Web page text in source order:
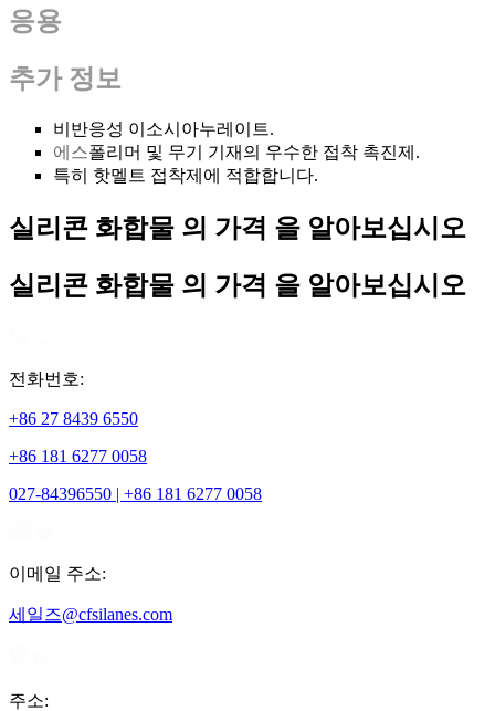
응용
추가 정보
비반응성 이소시아누레이트.
에스폴리머 및 무기 기재의 우수한 접착 촉진제.
특히 핫멜트 접착제에 적합합니다.
실리콘 화합물 의 가격 을 알아보십시오
실리콘 화합물 의 가격 을 알아보십시오
전화번호:
+86 27 8439 6550
+86 181 6277 0058
027-84396550 | +86 181 6277 0058
이메일 주소:
세일즈@cfsilanes.com
주소: